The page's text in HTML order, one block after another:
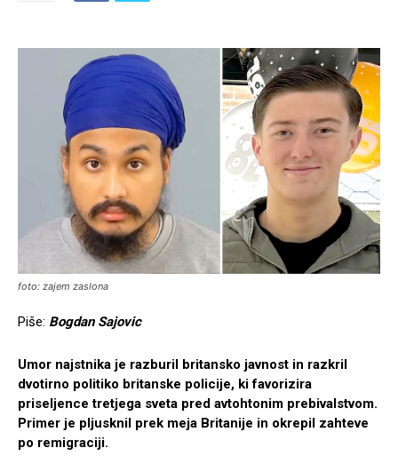
foto: zajem zaslona
Piše: Bogdan Sajovic
Umor najstnika je razburil britansko javnost in razkril
dvotirno politiko britanske policije, ki favorizira
priseljence tretjega sveta pred avtohtonim prebivalstvom.
Primer je pljusknil prek meja Britanije in okrepil zahteve
po remigraciji.